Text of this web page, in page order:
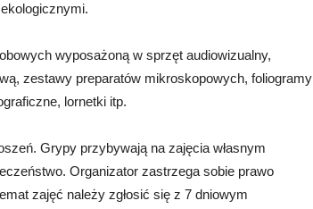
wyposażoną w sprzęt audiowizualny,
zestawy preparatów mikroskopowych, foliogramy
lornetki itp.
Grypy przybywają na zajęcia własnym
Organizator zastrzega sobie prawo
zajęć należy zgłosić się z 7 dniowym